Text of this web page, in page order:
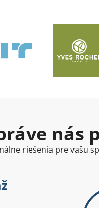
nás
riešenia pre vašu